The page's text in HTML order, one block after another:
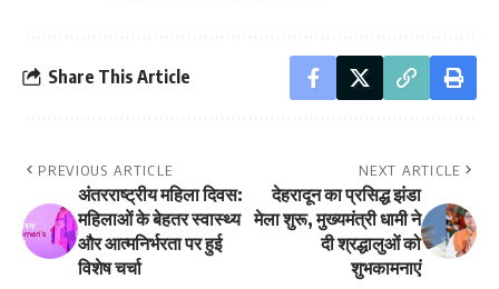
Share This Article
PREVIOUS ARTICLE
अंतरराष्ट्रीय महिला दिवस:
महिलाओं के बेहतर स्वास्थ्य
और आत्मनिर्भरता पर हुई
विशेष चर्चा
NEXT ARTICLE
देहरादून का प्रसिद्ध झंडा
मेला शुरू, मुख्यमंत्री धामी ने
दी श्रद्धालुओं को
शुभकामनाएं